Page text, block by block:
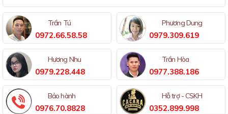
Trần Tú
0972.66.58.58
Phương Dung
0979.309.619
Hương Nhu
0979.228.448
Trần Hòa
0977.388.186
Bảo hành
0976.70.8828
Hỗ trợ - CSKH
0352.899.998